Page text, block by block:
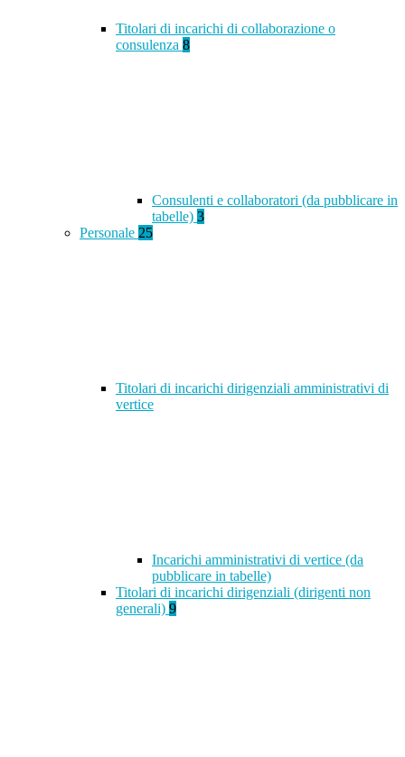
Titolari di incarichi di collaborazione o
consulenza 8
Consulenti e collaboratori (da pubblicare in
tabelle) 3
Personale 25
Titolari di incarichi dirigenziali amministrativi di
vertice
Incarichi amministrativi di vertice (da
pubblicare in tabelle)
Titolari di incarichi dirigenziali (dirigenti non
generali) 9